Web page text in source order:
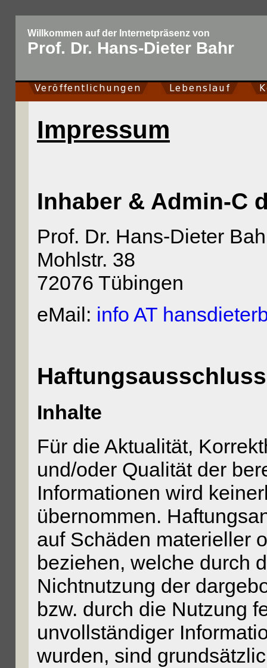
Willkommen auf der Internetpräsenz von
Prof. Dr. Hans-Dieter Bahr
Impressum
Inhaber & Admin-C
Prof. Dr. Hans-Dieter
Mohlstr. 38
72076 Tübingen
eMail: info AT
Haftungsausschluss
Inhalte
Für die Aktualität,
und/oder Qualität der
Informationen wird
übernommen.
auf Schäden materieller
beziehen, welche durch
Nichtnutzung der
bzw. durch die Nutzung
unvollständiger
wurden, sind